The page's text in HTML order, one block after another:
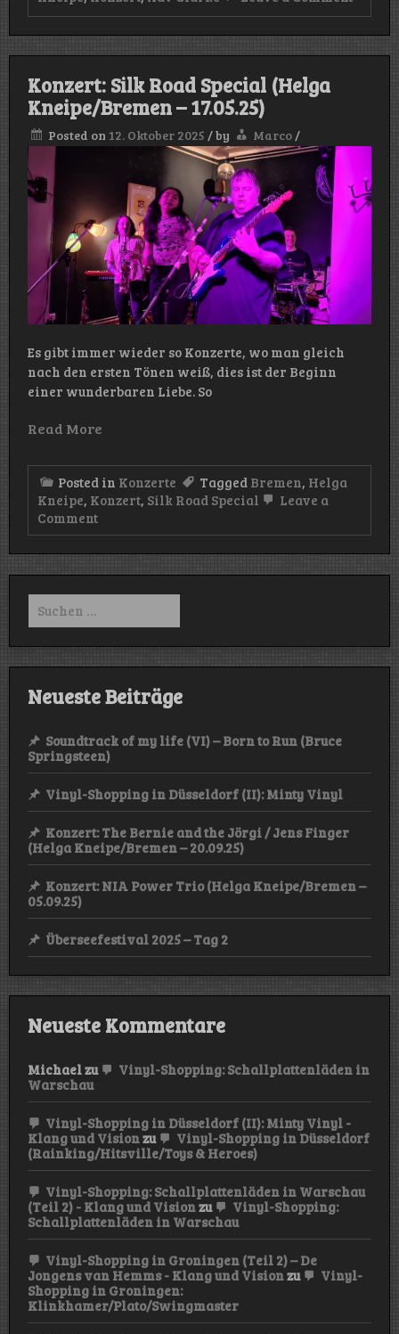
Clarke
(Helga
Konzert: Silk Road Special (Helga
Kneipe/Bremen – 17.05.25)
Posted on 12. Oktober 2025 /by Marco/
Es gibt immer wieder so Konzerte, wo man gleich
nach den ersten Tönen weiß, dies ist der Beginn
einer wunderbaren Liebe. So
Read More
Posted in Konzerte Tagged Bremen, Helga
Kneipe, Konzert, Silk Road Special
Leave a
Commenton
Konzert:
Special
(Helga
–
Suchen
nach:
Neueste Beiträge
Soundtrack of my life (VI) – Born to Run (Bruce
Springsteen)
Vinyl-Shopping in Düsseldorf (II): Minty Vinyl
Konzert: The Bernie and the Jörgi / Jens Finger
(Helga Kneipe/Bremen – 20.09.25)
Konzert: NIA Power Trio (Helga Kneipe/Bremen –
05.09.25)
Überseefestival 2025 – Tag 2
Neueste Kommentare
Michaelzu
Vinyl-Shopping: Schallplattenläden in
Warschau
Vinyl-Shopping in Düsseldorf (II): Minty Vinyl -
Klang und Visionzu
Vinyl-Shopping in Düsseldorf
(Rainking/Hitsville/Toys & Heroes)
Vinyl-Shopping: Schallplattenläden in Warschau
(Teil 2) - Klang und Visionzu
Vinyl-Shopping:
Schallplattenläden in Warschau
Vinyl-Shopping in Groningen (Teil 2) – De
Jongens van Hemms - Klang und Visionzu
Vinyl-
Shopping in Groningen:
Klinkhamer/Plato/Swingmaster